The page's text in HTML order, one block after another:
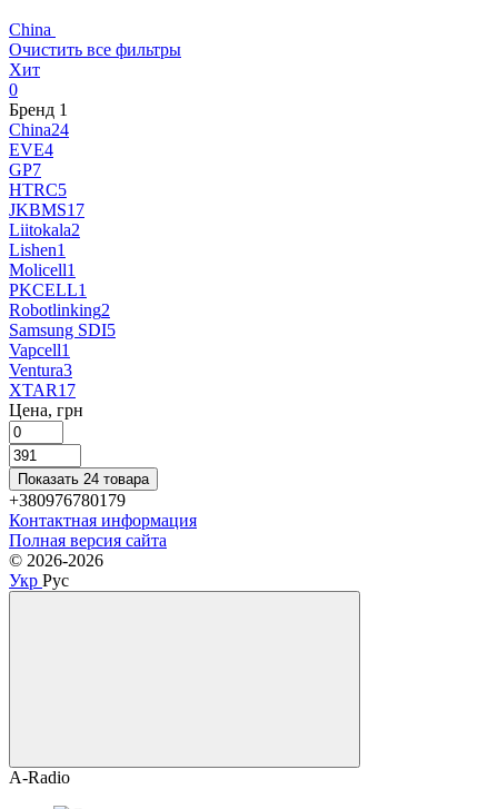
China
Очистить все фильтры
Хит
0
Бренд 1
China24
EVE4
GP7
HTRC5
JKBMS17
Liitokala2
Lishen1
Molicell1
PKCELL1
Robotlinking2
Samsung SDI5
Vapcell1
Ventura3
XTAR17
Цена, грн
Показать 24 товара
+380976780179
Контактная информация
Полная версия сайта
© 2026-2026
Укр Рус
A-Radio